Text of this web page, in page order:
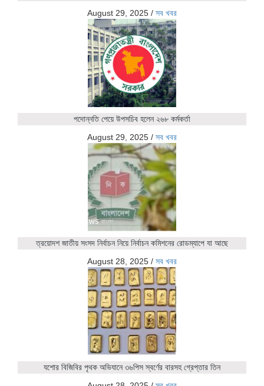
August 29, 2025 / সব খবর
পদোন্নতি পেয়ে উপসচিব হলেন ২৬৮ কর্মকর্তা
August 29, 2025 / সব খবর
ত্রয়োদশ জাতীয় সংসদ নির্বাচন নিয়ে নির্বাচন কমিশনের রোডম্যাপে যা আছে
August 28, 2025 / সব খবর
যশোর বিজিবির পৃথক অভিযানে ৩৬পিস স্বর্ণের বারসহ গ্রেপ্তার তিন